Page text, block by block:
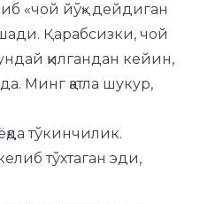
«чой йўқ» дейдиган
Қарабсизки, чой
қилгандан кейин,
Минг қатла шукур,
тўкинчилик.
тўхтаган эди,